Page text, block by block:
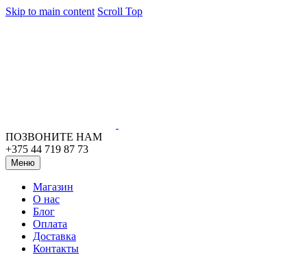
Skip to main content Scroll Top
ПОЗВОНИТЕ НАМ
+375 44 719 87 73
Меню
Магазин
О нас
Блог
Оплата
Доставка
Контакты